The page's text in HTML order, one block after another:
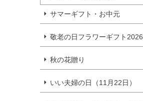
サマーギフト・お中元
敬老の日フラワーギフト2026
秋の花贈り
いい夫婦の日（11月22日）